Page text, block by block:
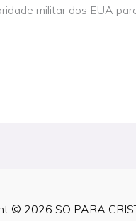
militar dos EUA
© 2026 SO PARA